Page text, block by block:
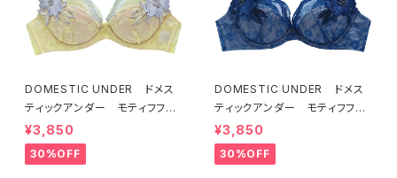
DOMESTIC UNDER ドメス
ティックアンダー モティフフル
ール ブラジャー（レモネード）
D2255 送料無料
¥3,850
30%OFF
DOMESTIC UNDER ドメス
ティックアンダー モティフフル
ール ブラジャー（ブルー）D22
55
¥3,850
30%OFF